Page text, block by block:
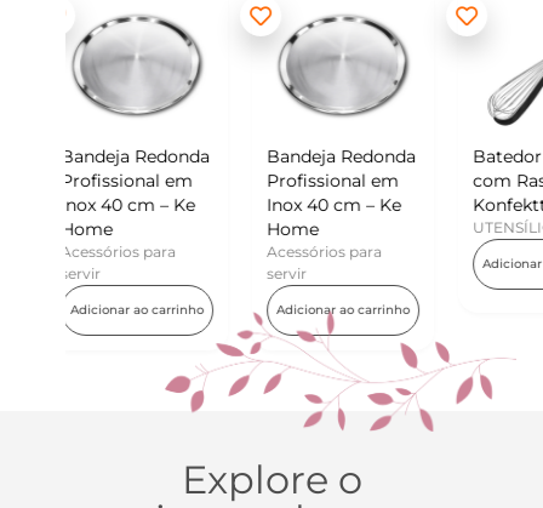
Bandeja Redonda
Profissional em
Inox 40 cm – Ke
Home
Acessórios para
Adicionar ao carrinho
Batedor de Ovos
com Raspador –
Konfektt
UTENSÍLIOS
Adicionar ao carrinho
Explore o